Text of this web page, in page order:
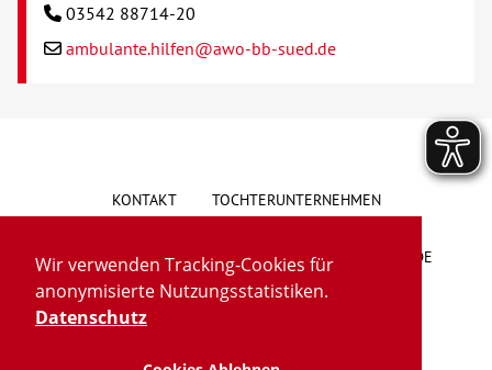
Wir verwenden Tracking-Cookies für
anonymisierte Nutzungsstatistiken.
Datenschutz
03542 88714-20
ambulante.hilfen@awo-bb-sued.de
KONTAKT TOCHTERUNTERNEHMEN
HINWEISGEBERSYSTEM VORSCHLAG/BESCHWERDE
LIEFERKETTENGESETZ